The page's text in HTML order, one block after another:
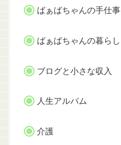
ばぁばちゃんの手仕事
ばぁばちゃんの暮らし
ブログと小さな収入
人生アルバム
介護